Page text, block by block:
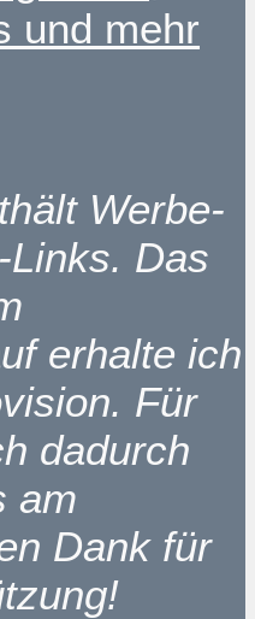
und mehr
Werbe-
Das
erhalte ich
Für
dadurch
am
Dank für